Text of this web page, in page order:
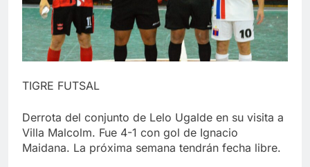
TIGRE FUTSAL
Derrota del conjunto de Lelo Ugalde en su visita a
Villa Malcolm. Fue 4-1 con gol de Ignacio
Maidana. La próxima semana tendrán fecha libre.